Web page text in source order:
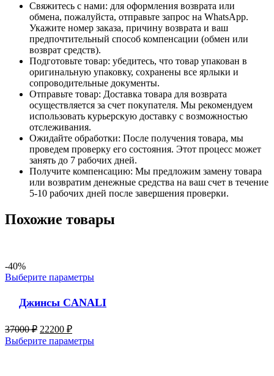
Свяжитесь с нами: для оформления возврата или
обмена, пожалуйста, отправьте запрос на WhatsApp.
Укажите номер заказа, причину возврата и ваш
предпочтительный способ компенсации (обмен или
возврат средств).
Подготовьте товар: убедитесь, что товар упакован в
оригинальную упаковку, сохранены все ярлыки и
сопроводительные документы.
Отправьте товар: Доставка товара для возврата
осуществляется за счет покупателя. Мы рекомендуем
использовать курьерскую доставку с возможностью
отслеживания.
Ожидайте обработки: После получения товара, мы
проведем проверку его состояния. Этот процесс может
занять до 7 рабочих дней.
Получите компенсацию: Мы предложим замену товара
или возвратим денежные средства на ваш счет в течение
5-10 рабочих дней после завершения проверки.
Похожие товары
-40%
Выберите параметры
Джинсы CANALI
37000₽ 22200 ₽
Выберите параметры